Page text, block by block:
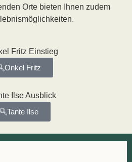
Orte bieten Ihnen zudem
Onkel Fritz
Tante Ilse